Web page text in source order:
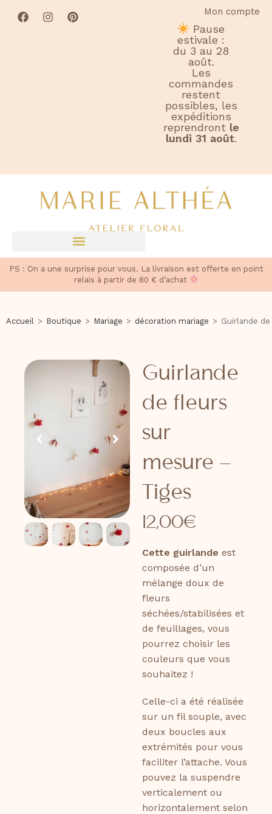
Mon compte
Pause
estivale :
du 3 au 28
août.
Les
commandes
restent
possibles, les
expéditions
reprendront le
lundi 31 août.
PS : On a une surprise pour vous. La l ivraison est offerte en point
relais à partir de 80 € d’achat
Accueil > Boutique > Mariage > décoration mariage > Guirlande
Guirlande
de fleurs
sur
mesure –
Tiges
12,00€
Cette guirlande est
composée d’un
mélange doux de
fleurs
séchées/stabilisées et
de feuillages, vous
pourrez choisir les
couleurs que vous
souhaitez !
Celle-ci a été réalisée
sur un fil souple, avec
deux boucles aux
extrémités pour vous
faciliter l’attache. Vous
pouvez la suspendre
verticalement ou
horizontalement selon